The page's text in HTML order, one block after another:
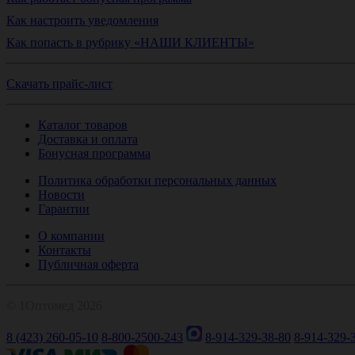
Как настроить уведомления
Как попасть в рубрику «НАШИ КЛИЕНТЫ»
Скачать прайс-лист
Каталог товаров
Доставка и оплата
Бонусная программа
Политика обработки персональных данных
Новости
Гарантии
О компании
Контакты
Публичная оферта
8 (423) 260-05-10 8-800-2500-243 8-914-329-38-80 8-914-329-